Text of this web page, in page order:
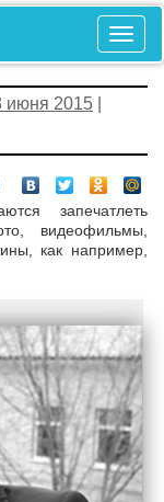
июня 2015
запечатлеть
видеофильмы,
как например,